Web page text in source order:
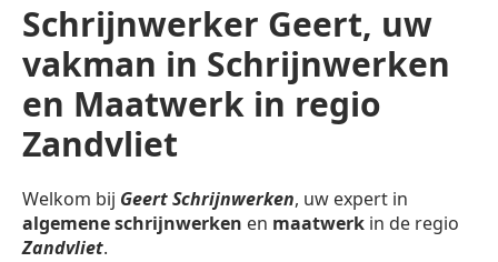
Schrijnwerker Geert, uw
vakman in Schrijnwerken
en Maatwerk in regio
Zandvliet
Welkom bij Geert Schrijnwerken, uw expert in
algemene schrijnwerken en maatwerk in de regio
Zandvliet.